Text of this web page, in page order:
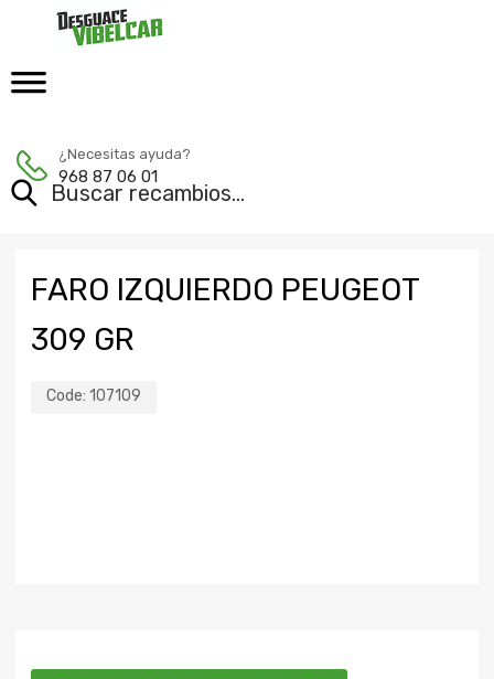
¿Necesitas ayuda?
968 87 06 01
FARO IZQUIERDO PEUGEOT
309 GR
Code: 107109